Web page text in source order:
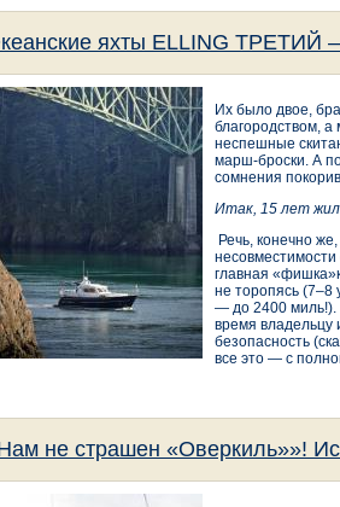
яхты ELLING
Их было двое,
благородством,
неспешные
марш-броски. А
сомнения
Итак, 15 лет
Речь, конечно
главная
не торопясь (7–8
— до 2400 миль!).
время владельцу
безопасность
все это — с
не страшен «Оверкиль»»!